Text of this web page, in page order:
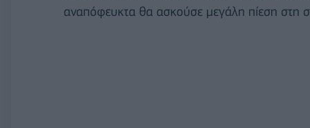
αναπόφευκτα θα ασκούσε μεγάλη πίεση στη